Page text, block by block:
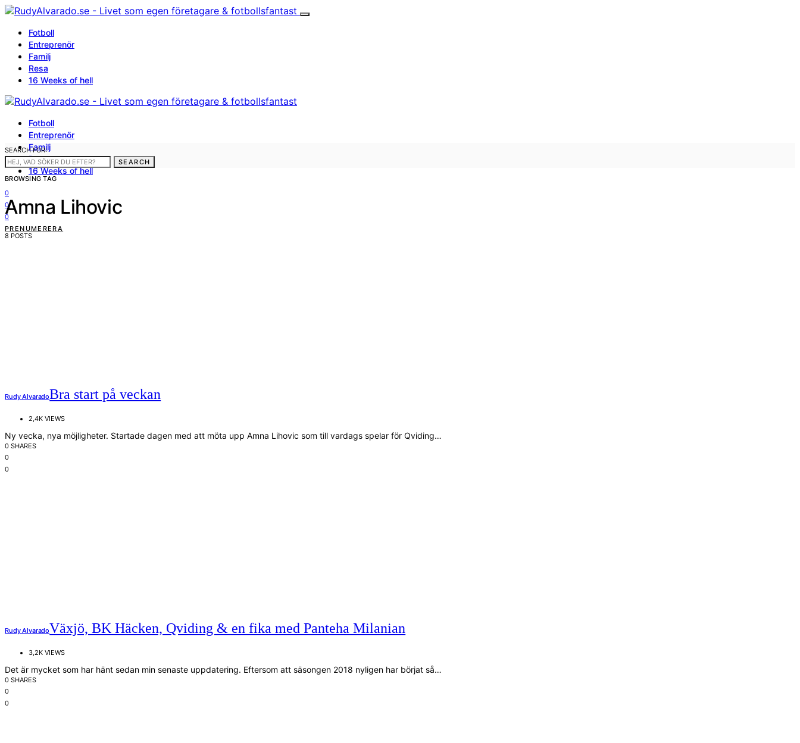
Fotboll
Entreprenör
Familj
Resa
16 Weeks of hell
Fotboll
Entreprenör
Familj
Resa
16 Weeks of hell
0
0
0
PRENUMERERA
SEARCH FOR:
SEARCH
BROWSING TAG
Amna Lihovic
8 POSTS
Rudy AlvaradoBra start på veckan
2,4K VIEWS
Ny vecka, nya möjligheter. Startade dagen med att möta upp Amna Lihovic som till vardags spelar för Qviding…
0 SHARES
0
0
Rudy AlvaradoVäxjö, BK Häcken, Qviding & en fika med Panteha Milanian
3,2K VIEWS
Det är mycket som har hänt sedan min senaste uppdatering. Eftersom att säsongen 2018 nyligen har börjat så…
0 SHARES
0
0